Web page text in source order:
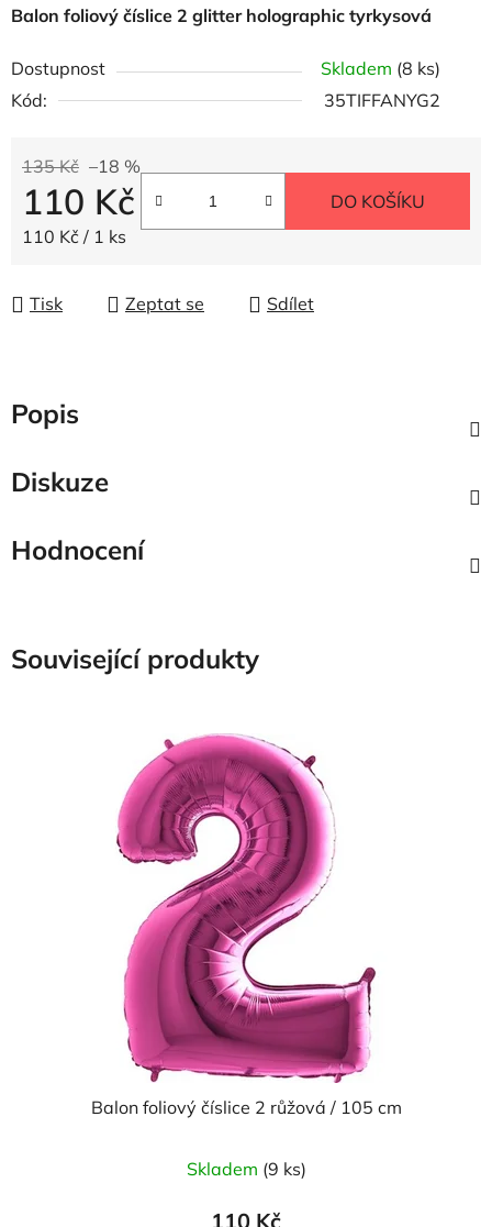
Balon foliový číslice 2 glitter holographic tyrkysová
Dostupnost Skladem (8 ks)
Kód:
35TIFFANYG2
135 Kč –18 %
110 Kč
Měrná cena:
110 Kč / 1 ks
DO KOŠÍKU
Tisk Zeptat se Sdílet
Popis
Diskuze
Hodnocení
Související produkty
Balon foliový číslice 2 růžová / 105 cm
Skladem (9 ks)
110 Kč